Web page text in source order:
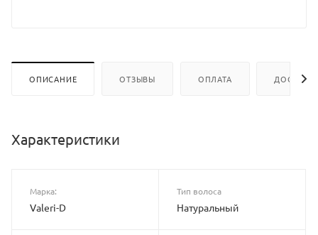
ОПИСАНИЕ ОТЗЫВЫ ОПЛАТА
Характеристики
Марка:
Valeri-D
Тип волоса
Натуральный